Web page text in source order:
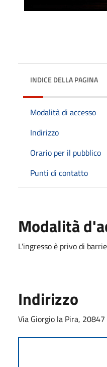
INDICE DELLA PAGINA
Modalità di accesso
Indirizzo
Orario per il pubblico
Punti di contatto
Modalità
L'ingresso è privo di
Indirizzo
Via Giorgio la Pira,